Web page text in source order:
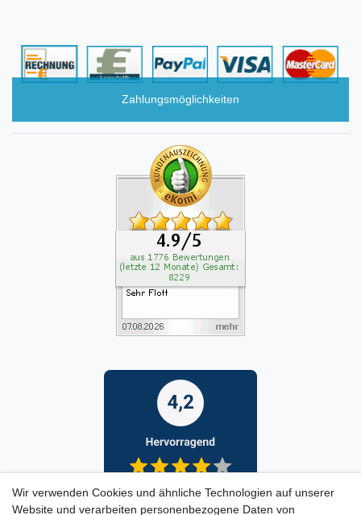
Zahlungsmöglichkeiten
Wir verwenden Cookies und ähnliche Technologien auf unserer
Website und verarbeiten personenbezogene Daten von